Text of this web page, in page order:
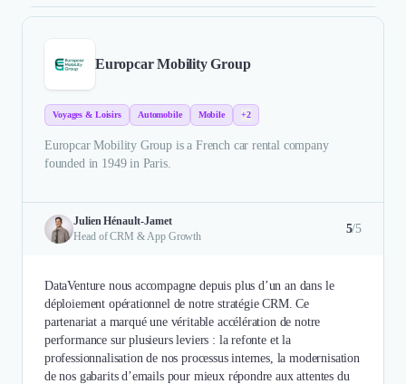
Europcar Mobility Group
Voyages & Loisirs Automobile Mobile +2
Europcar Mobility Group is a French car rental company
founded in 1949 in Paris.
Julien Hénault-Jamet
Head of CRM & App Growth
5/5
DataVenture nous accompagne depuis plus d’un an dans le
déploiement opérationnel de notre stratégie CRM. Ce
partenariat a marqué une véritable accélération de notre
performance sur plusieurs leviers : la refonte et la
professionnalisation de nos processus internes, la modernisation
de nos gabarits d’emails pour mieux répondre aux attentes du